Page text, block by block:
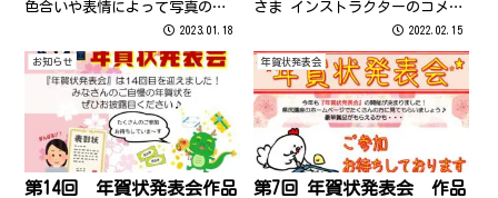
色合いや表情によって写真の配
置を工夫しました。 2.西新教
囲気になるように作成しまし
た。 3.西新教室 ルンルンさま
毎年のこと...
2023.01.18
さま インストラクターのコメン
ト 『ゆめいろ賞』受賞おめでと
が隠れているとても面白いイラ
ストで、ミサミサさまのセンス
が光った作品だと思います。
...
2022.02.15
お知らせ
第14回 年賀状発表会作品
年賀状発表会
第7回 年賀状発表会 作品